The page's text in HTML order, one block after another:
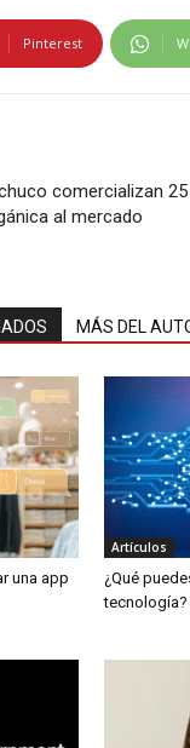
Pinterest
comercializan 25
al mercado
MÁS DEL
una app
Artículos
¿Qué
tecnología?